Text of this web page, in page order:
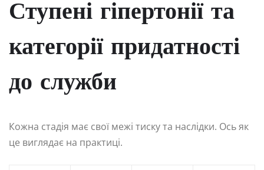
Ступені гіпертонії та
категорії придатності
до служби
Кожна стадія має свої межі тиску та наслідки. Ось як
це виглядає на практиці.